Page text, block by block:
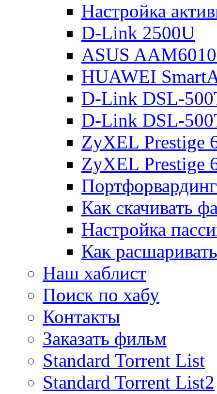
Настройка
D-Link 2500U
ASUS
HUAWEI
D-Link DSL-
D-Link DSL-
ZyXEL Prestige
ZyXEL Prestige
Портфорвардинг
Как скачивать
Настройка
Как
Наш хаблист
Поиск по хабу
Контакты
Заказать фильм
Standard Torrent List
Standard Torrent List2